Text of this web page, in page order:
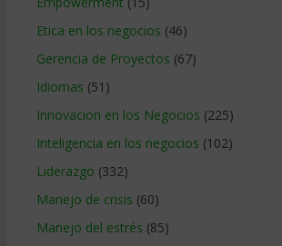
Etica en los negocios (46)
Gerencia de Proyectos (67)
Idiomas (51)
Innovacion en los Negocios (225)
Inteligencia en los negocios (102)
Liderazgo (332)
Manejo de crisis (60)
Manejo del estrés (85)